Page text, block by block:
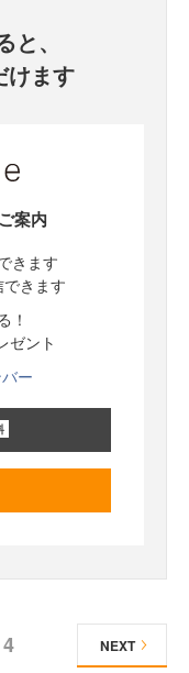
と、
けます
案内
きます
できます
！
ゼント
ー
4 NEXT